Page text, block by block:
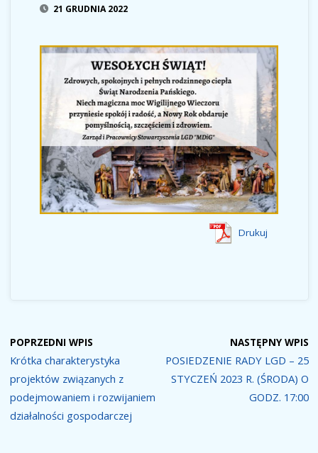
21 GRUDNIA 2022
Drukuj
POPRZEDNI WPIS
Krótka charakterystyka
projektów związanych z
podejmowaniem i rozwijaniem
działalności gospodarczej
NASTĘPNY WPIS
POSIEDZENIE RADY LGD – 25
STYCZEŃ 2023 R. (ŚRODA) O
GODZ. 17:00